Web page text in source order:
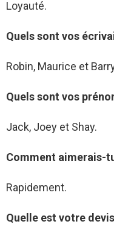
Loyauté.
Quels sont vos
Robin, Maurice et
Quels sont vos
Jack, Joey et Shay.
Comment aimerais-
Rapidement.
Quelle est votre